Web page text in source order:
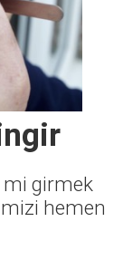
mi girmek
hemen